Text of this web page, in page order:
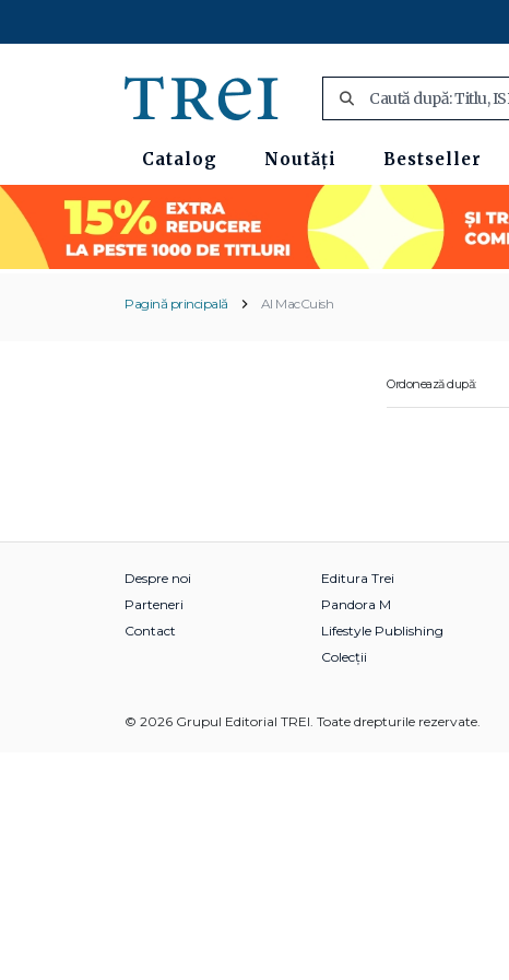
Catalog Noutăți Bestseller
Pagină principală Al MacCuish
Ordonează după:
Despre noi
Parteneri
Contact
Editura Trei
Pandora M
Lifestyle Publishing
Colecții
© 2026 Grupul Editorial TREI. Toate drepturile rezervate.